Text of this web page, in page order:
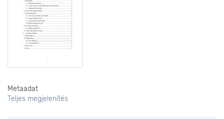
Metaadat
Teljes megjelenítés